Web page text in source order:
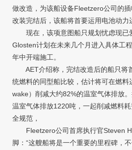
做改造，为该船设备Fleetzero公司的插
改装完结后，该船将首要运用电池动力
现在，该项意图船只规划忧虑现已
Glosten计划在未来几个月进入具体工
年中开端施工。
AET介绍称，完结改造后的船只将
统燃料的同型船比较，估计将可在燃
wake）削减大约82%的温室气体排放
温室气体排放1220吨，一起削减燃料
全规范，
Fleetzero公司首席执行官Steven
脚：“这艘船将是一个重要的里程碑，